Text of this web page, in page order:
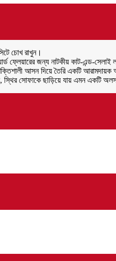
চোখ রাখুন।
ফ্লেয়ারের জন্য নাটকীয় কাট-এন্ড-সেলাই
আসন দিয়ে তৈরি একটি
সোফাকে ছাড়িয়ে যায় এমন একটি